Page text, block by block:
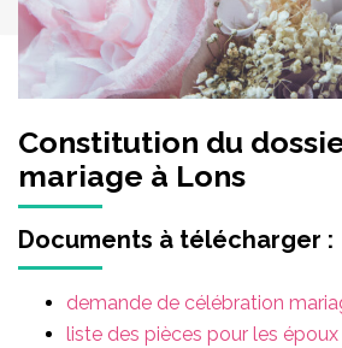
Constitution du
mariage à Lons
Documents à télécharger :
demande de célébration
liste des pièces pour les